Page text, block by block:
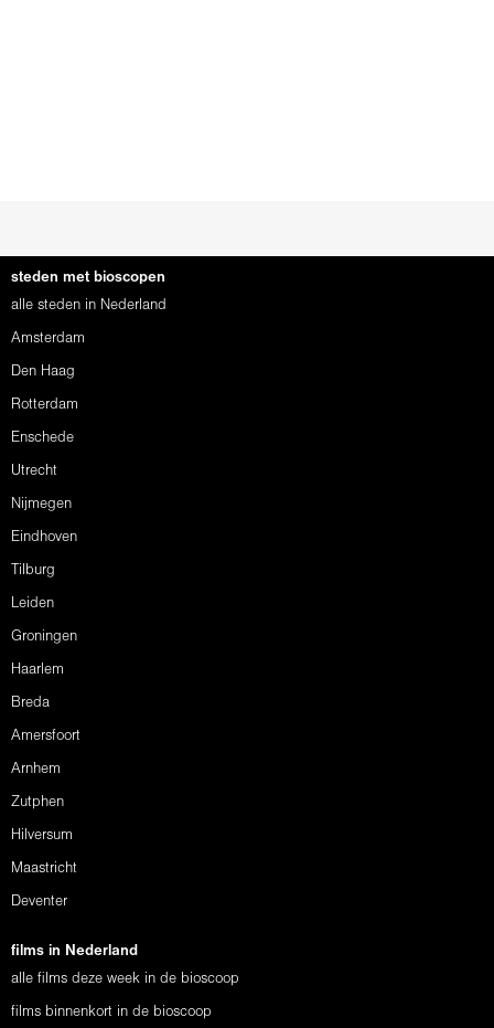
steden met bioscopen
alle steden in Nederland
Amsterdam
Den Haag
Rotterdam
Enschede
Utrecht
Nijmegen
Eindhoven
Tilburg
Leiden
Groningen
Haarlem
Breda
Amersfoort
Arnhem
Zutphen
Hilversum
Maastricht
Deventer
films in Nederland
alle films deze week in de bioscoop
films binnenkort in de bioscoop